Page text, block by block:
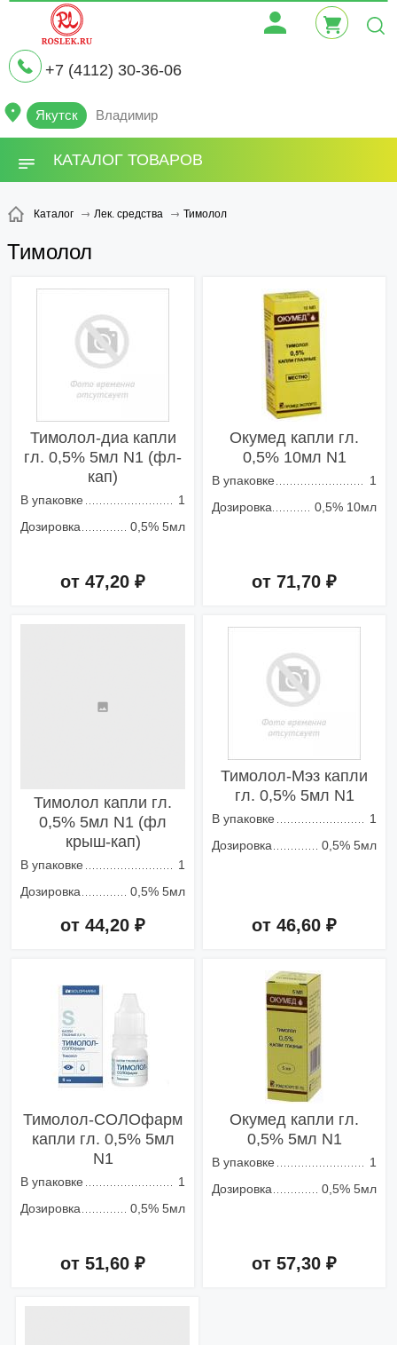
+7 (4112) 30-36-06
Якутск Владимир
КАТАЛОГ ТОВАРОВ
Каталог Лек. средства Тимолол
Тимолол
Тимолол-диа капли
гл. 0,5% 5мл N1 (фл-
кап)
В упаковке
1
Дозировка
0,5% 5мл
от 47,20 ₽
Окумед капли гл.
0,5% 10мл N1
В упаковке
1
Дозировка
0,5% 10мл
от 71,70 ₽
Тимолол капли гл.
0,5% 5мл N1 (фл
крыш-кап)
В упаковке
1
Дозировка
0,5% 5мл
от 44,20 ₽
Тимолол-Мэз капли
гл. 0,5% 5мл N1
В упаковке
1
Дозировка
0,5% 5мл
от 46,60 ₽
Тимолол-СОЛОфарм
капли гл. 0,5% 5мл
N1
В упаковке
1
Дозировка
0,5% 5мл
от 51,60 ₽
Окумед капли гл.
0,5% 5мл N1
В упаковке
1
Дозировка
0,5% 5мл
от 57,30 ₽